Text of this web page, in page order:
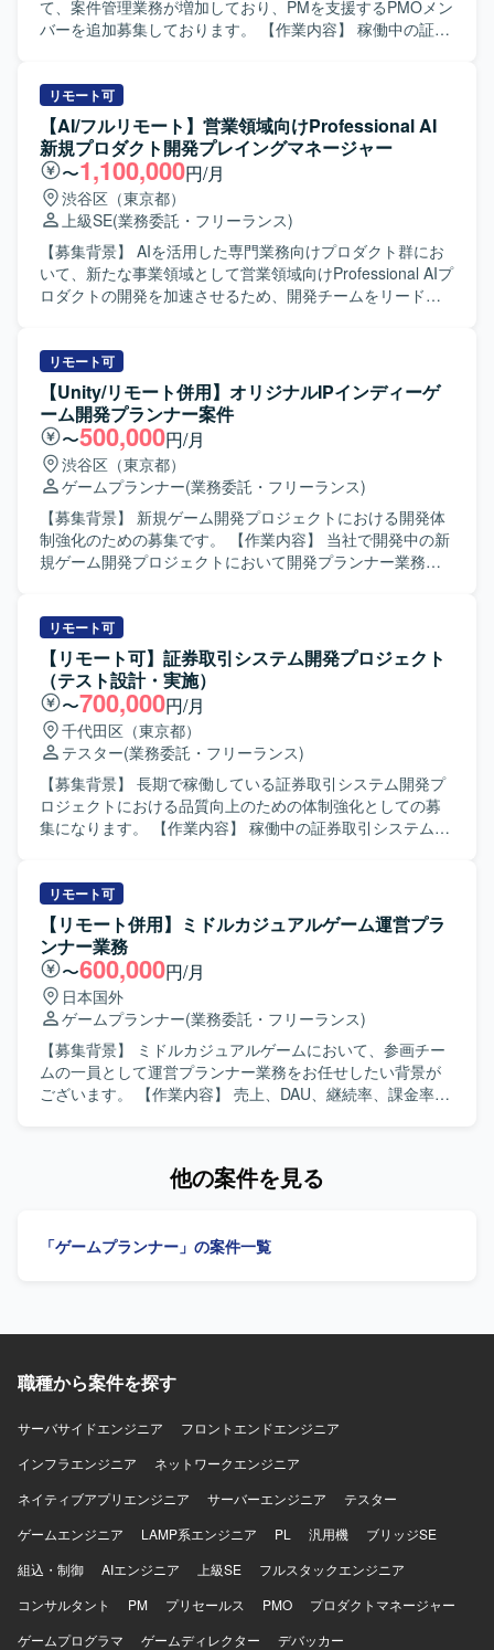
て、案件管理業務が増加しており、PMを支援するPMOメン
バーを追加募集しております。 【作業内容】 稼働中の証券
キュメントの作成・更新、内部定例会議の準備、会議日程
調整および運営、議事録作成を担当していただきます。 ま
た、Redmine等を用いたチケット起票・進捗管理、不具合
集計、課題やQAの追い回し、Salesforceへの入力作業など
もご対応いただきます。 【求める人物像】 自ら課題を見つ
けて主体的に動ける方を求めております。 コミュニケーシ
ョンを取りながら関係者と円滑に連携し、ドキュメント作
成や進捗管理を丁寧かつ正確に進められる方が望ましいで
す。 【ポジションの魅力】 大規模な証券取引システム開発
プロジェクトに参画し、PMの近くでプロジェクト管理業務
得・強化できる環境です。 【開発環境】 証券取引システム
開発プロジェクトにおける各種管理ツールおよびドキュメ
ント作成ツールを使用いたします。
リモート可
【AI/フルリモート】営業領域向けProfessional AI
新規プロダクト開発プレイングマネージャー
〜1,100,000円/月
渋谷区（東京都）
上級SE(業務委託・フリーランス)
【募集背景】 AIを活用した専門業務向けプロダクト群にお
いて、新たな事業領域として営業領域向けProfessional AIプ
ロダクトの開発を加速させるため、開発チームをリードで
計・実装・レビュー・障害対応までを担当し、開発チーム
をリードしていただきます。 プロダクトマネージャーやUX
デザイナー、各分野のテックリードと協議しながら、プロ
ダクト開発の方向性と実現可能性を検討していただきま
す。 現場の技術課題に対してエンジニアと議論し、課題解
決を促進していただきます。 機能開発・負債解消・技術投
資のバランスを考慮した開発ロードマップを策定し、その
実現をリードしていただきます。 AI駆動開発を前提とした
チーム運営を行い、メンバーが開発に集中できる環境を整
備していただきます。 開発チームの機能デリバリーの責任
い関心と適応力があり、新しい開発スタイルを自ら推進し
ていただける方を求めています。 ドメイン知識とAI技術を
組み合わせて価値あるプロダクトを創出することに意欲的
で、関係者と協働しながら主体的に課題解決を進めていた
だける方が望ましいです。 【ポジションの魅力】 新規プロ
ダクトの立ち上げ初期フェーズから参画し、プロダクトコ
ンセプトの具体化や根幹機能の設計・実装に大きな裁量を
持って関われます。 AIの精度向上やカバー範囲拡大、外部
サービスとの連携強化といった重要テーマに主導的に取り
組み、AIが業務を遂行する世界観の実現に直結する開発経
Webサービス開発に適したモダンな環境が整備されていま
す。AIコーディングエージェントを前提にした開発プロセ
スや評価基盤なども順次整備されています。
リモート可
【Unity/リモート併用】オリジナルIPインディーゲ
ーム開発プランナー案件
〜500,000円/月
渋谷区（東京都）
ゲームプランナー(業務委託・フリーランス)
【募集背景】 新規ゲーム開発プロジェクトにおける開発体
制強化のための募集です。 【作業内容】 当社で開発中の新
規ゲーム開発プロジェクトにおいて開発プランナー業務を
小規模なチームでの開発となり、将来的に他セクションや
新規タイトルを含めた他プロジェクトへの異動や、マネジ
メントへのミッション変更なども可能です。 【求める人物
像】 インディーゲームやアドベンチャーゲームへの強い興
味や知見をお持ちで、主体的に課題を発見し解決しながら
業務を推進いただける方を求めています。チームでのもの
づくりを楽しみ、少数精鋭な環境で職能にこだわらず幅広
い業務に携わることにやりがいを感じていただける方を歓
迎いたします。 【ポジションの魅力】 オリジナルIPや有力
IPによる大規模ゲーム開発からインディーゲーム開発ま
を目指したものづくりを経験でき、国内最大級の開発体制
と高度な運用ノウハウを生かした長期的なヒットタイトル
創出に携わることができます。自律的に価値創出を行うカ
ルチャーの中で、大きな裁量を持って挑戦できる環境で
す。 【開発環境】 ゲーム開発に最適な機材を含む環境が整
備されており、ご希望に応じて必要な機材や勉強会参加、
R&D等の技術投資が行われます。快適なオフィス環境やリ
ラクゼーションスペースなども備えた開発環境となってお
ります。
リモート可
【リモート可】証券取引システム開発プロジェクト
（テスト設計・実施）
〜700,000円/月
千代田区（東京都）
テスター(業務委託・フリーランス)
【募集背景】 長期で稼働している証券取引システム開発プ
ロジェクトにおける品質向上のための体制強化としての募
集になります。 【作業内容】 稼働中の証券取引システム開
特有の業務仕様を理解しながら、テスト観点の洗い出しや
テストケース作成、実施および結果の整理・報告を行って
いただきます。 【求める人物像】 指示待ちにならず能動的
に動ける方を求めています。コミュニケーション力があ
り、チームメンバーや関係者と円滑に連携できる方、素直
な人柄で周囲と協調しながら業務を進められる方を歓迎い
たします。 【ポジションの魅力】 証券・FXなど金融分野の
業務知識や、大規模金融システムのテスト経験を深めてい
ただける環境です。長期的な参画が見込まれるため、ドメ
イン知見を蓄積しながら、テスト設計スキルや品質向上の
リモート可
【リモート併用】ミドルカジュアルゲーム運営プラ
ンナー業務
〜600,000円/月
日本国外
ゲームプランナー(業務委託・フリーランス)
【募集背景】 ミドルカジュアルゲームにおいて、参画チー
ムの一員として運営プランナー業務をお任せしたい背景が
ございます。 【作業内容】 売上、DAU、継続率、課金率な
の売上予測および着地見込み資料を作成します。クライア
務を主体的に推進していただきます。 【求める人物像】 ク
特定し、改善案を立案できる方を求めています。 【ポジシ
分析から施策立案、クライアントへの提案まで一連のプロ
運営に携わりながら、運営ディレクターやリードプランナ
発環境】 ミドルカジュアルゲームの運営プロジェクトにお
いて、各種KPIデータを活用した分析および資料作成を行う
環境で業務を進めていただきます。
他の案件を見る
「ゲームプランナー」の案件一覧
職種から案件を探す
サーバサイドエンジニア
フロントエンドエンジニア
インフラエンジニア
ネットワークエンジニア
ネイティブアプリエンジニア
サーバーエンジニア
テスター
ゲームエンジニア
LAMP系エンジニア PL 汎用機
ブリッジSE
組込・制御
AIエンジニア 上級SE
フルスタックエンジニア
コンサルタント
PM プリセールス PMO
プロダクトマネージャー
ゲームプログラマ
ゲームディレクター
デバッカー